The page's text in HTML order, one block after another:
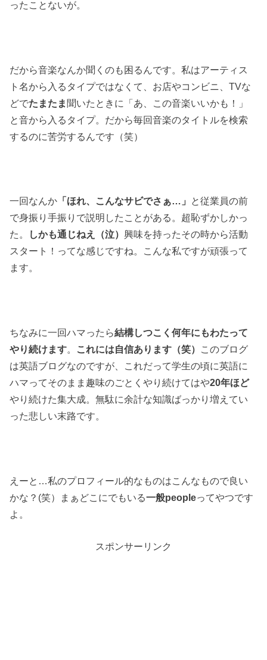
ったことないが。
だから音楽なんか聞くのも困るんです。私はアーティス
ト名から入るタイプではなくて、お店やコンビニ、TVな
どでたまたま 聞いたときに「あ、この音楽いいかも！」
と音から入るタイプ。だから毎回音楽のタイトルを検索
するのに苦労するんです（笑）
一回なんか 「ほれ、こんなサビでさぁ…」 と従業員の前
で身振り手振りで説明したことがある。超恥ずかしかっ
た。
しかも通じねえ（泣）興味を持ったその時から活動
スタート！ってな感じですね。こんな私ですが頑張って
ます。
ちなみに一回ハマったら結構しつこく何年にもわたって
やり続けます。 これには自信あります（笑） このブログ
は英語ブログなのですが、これだって学生の頃に英語に
ハマってそのまま趣味のごとくやり続けてはや20年ほど
やり続けた集大成。無駄に余計な知識ばっかり増えてい
った悲しい末路です。
えーと…私のプロフィール的なものはこんなもので良い
かな？(笑）まぁどこにでもいる一般peopleってやつです
よ。
スポンサーリンク